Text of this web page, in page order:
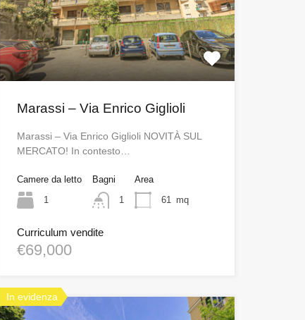
Marassi – Via Enrico Giglioli
Marassi – Via Enrico Giglioli NOVITÀ SUL
MERCATO! In contesto…
Camere da letto
1
Bagni
1
Area
61 mq
Curriculum vendite
€69,000
In evidenza